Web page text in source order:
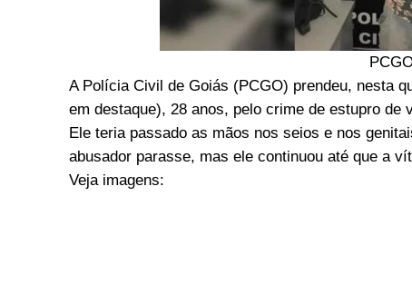
A Polícia Civil de Goiás (PCGO) prendeu, nesta
em destaque), 28 anos, pelo crime de estupro de
Ele teria passado as mãos nos seios e nos
abusador parasse, mas ele continuou até que a
Veja imagens: